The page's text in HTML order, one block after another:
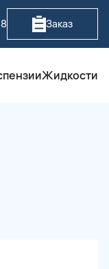
Заказ
Жидкости